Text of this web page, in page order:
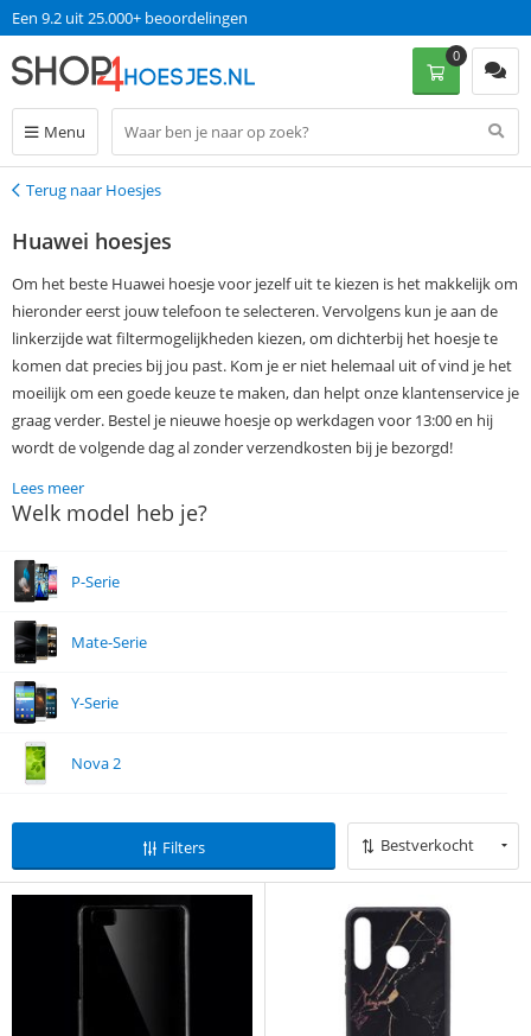
Op werkdagen voor 13:00 uur besteld, morgen in huis!
Menu
0
Terug
Terug naar Hoesjes
Huawei hoesjes
Om het beste Huawei hoesje voor jezelf uit te kiezen is het makkelijk om
hieronder eerst jouw telefoon te selecteren. Vervolgens kun je aan de
linkerzijde wat filtermogelijkheden kiezen, om dichterbij het hoesje te
komen dat precies bij jou past. Kom je er niet helemaal uit of vind je het
moeilijk om een goede keuze te maken, dan helpt onze klantenservice je
graag verder. Bestel je nieuwe hoesje op werkdagen voor 13:00 en hij
wordt de volgende dag al zonder verzendkosten bij je bezorgd!
Lees meer
Welk model heb je?
P-Serie
Mate-Serie
Y-Serie
Nova 2
Filters Bestverkocht